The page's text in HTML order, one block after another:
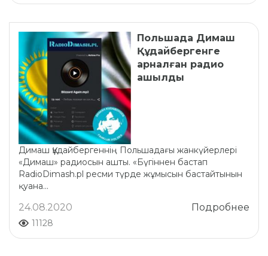
Польшада Димаш
Құдайбергенге
арналған радио
ашылды
Димаш Құдайбергеннің Польшадағы жанкүйерлері
«Димаш» радиосын ашты. «Бүгіннен бастап
RadioDimash.pl ресми түрде жұмысын бастайтынын
қуана...
Подробнее
24.08.2020
11128